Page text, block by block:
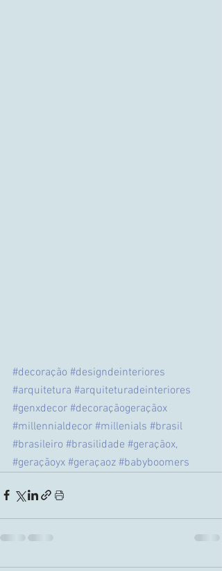
#decoração #designdeinteriores
#arquitetura #arquiteturadeinteriores
#genxdecor #decoraçãogeraçãox
#millennialdecor #millenials #brasil
#brasileiro #brasilidade #geraçãox,
#geraçãoyx #geraçaoz #babyboomers